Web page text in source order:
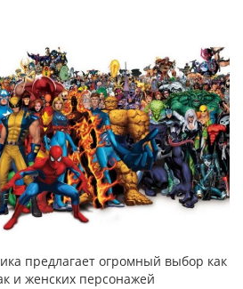
предлагает огромный выбор как
и женских персонажей